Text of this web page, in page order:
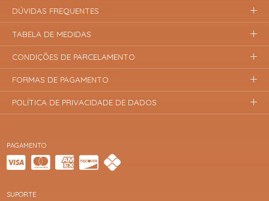
PAGAMENTO
SUPORTE
DÚVIDAS FREQUENTES
TABELA DE MEDIDAS
CONDIÇÕES DE PARCELAMENTO
FORMAS DE PAGAMENTO
POLÍTICA DE PRIVACIDADE DE DADOS